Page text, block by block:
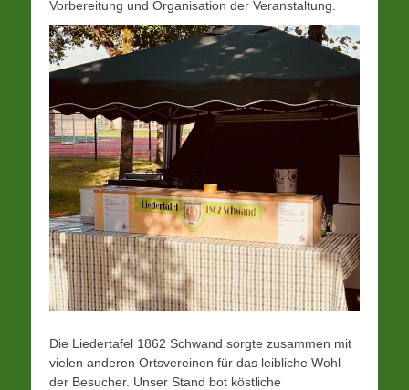
Vorbereitung und Organisation der Veranstaltung.
Die Liedertafel 1862 Schwand sorgte zusammen mit
vielen anderen Ortsvereinen für das leibliche Wohl
der Besucher. Unser Stand bot köstliche